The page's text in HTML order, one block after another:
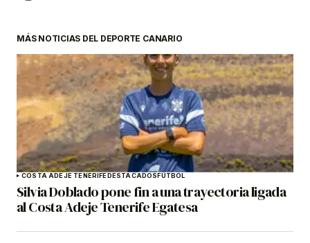
MÁS NOTICIAS DEL DEPORTE CANARIO
COSTA ADEJE TENERIFEDESTACADOSFÚTBOL
Silvia Doblado pone fin a una trayectoria ligada
al Costa Adeje Tenerife Egatesa